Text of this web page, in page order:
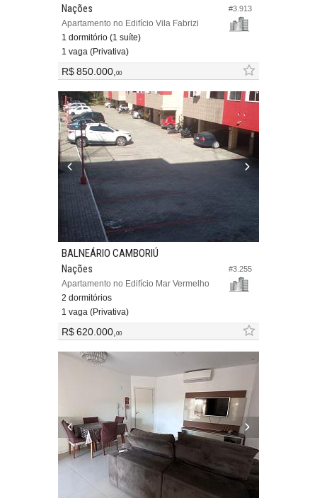
#3.913
Nações
Apartamento no Edifício Vila Fabrizi
1 dormitório (1 suíte)
1 vaga (Privativa)
R$ 850.000,00
#3.255
BALNEÁRIO CAMBORIÚ
Nações
Apartamento no Edifício Mar Vermelho
2 dormitórios
1 vaga (Privativa)
R$ 620.000,00